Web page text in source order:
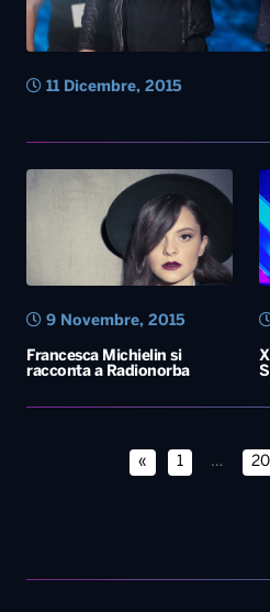
11 Dicembre, 2015
Francesca Michielin si
racconta a Radionorba
9 Novembre, 2015
« 1 … 20